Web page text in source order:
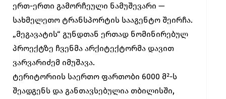
ერთ-ერთი გამორჩეული ნამუშევარი —
სახმელეთო ტრანსპორტის სააგენტო შეირჩა.
„მეგავატის“ გუნდთან ერთად ნომინირებულ
პროექტზე ჩვენმა არქიტექტორმა დავით
ვარვარიძემ იმუშავა.
ტერიტორიის საერთო ფართობი 6000 მ²-ს
შეადგენს და განთავსებულია თბილისში,